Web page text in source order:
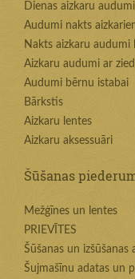
Dienas aizkaru audumi
Audumi nakts
Nakts aizkaru audumi
Aizkaru audumi ar
Audumi bērnu istabai
Bārkstis
Aizkaru lentes
Aizkaru aksessuāri
Šūšanas
Mežģīnes un lentes
PRIEVĪTES
Šūšanas un izšūšanas
Šujmašīnu adatas un